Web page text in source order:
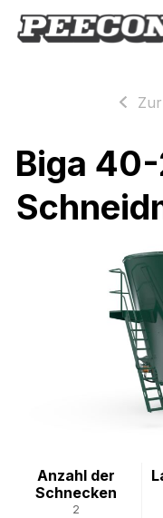
Biga
Anzahl der
Schnecken
2